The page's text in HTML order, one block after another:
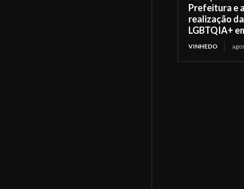
Prefeitura e
realização
LGBTQIA+
VINHEDO